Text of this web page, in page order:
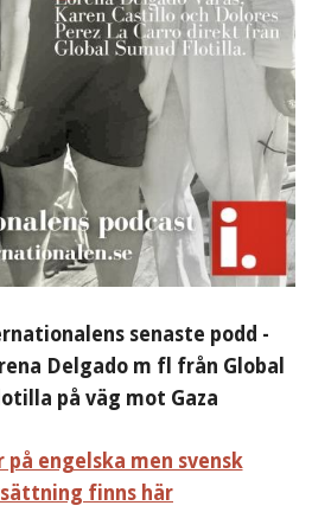
senaste podd -
Delgado m fl från Global
på väg mot Gaza
engelska men svensk
finns här